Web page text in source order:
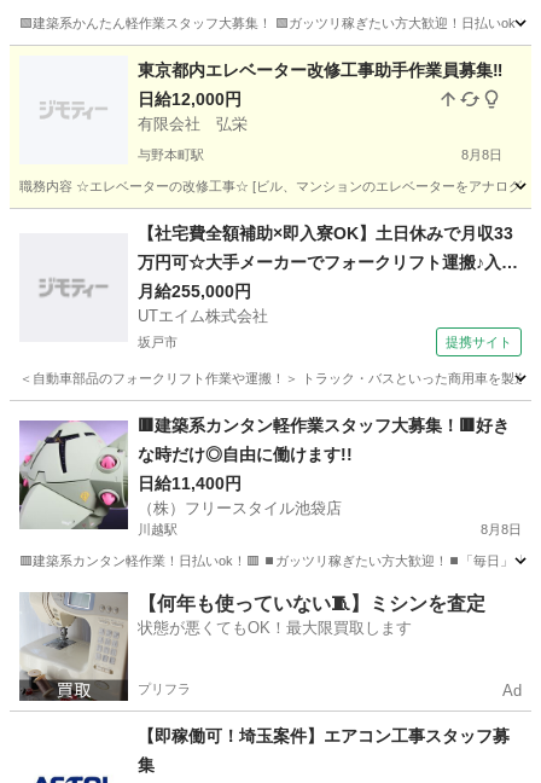
🟩建築系かんたん軽作業スタッフ大募集！ 🟩ガッツリ稼ぎたい方大歓迎！日払いok
さいたま市 さいたま新都心駅 建築 歌手
東京都内エレベーター改修工事助手作業員募集‼️
日給12,000円
有限会社 弘栄
与野本町駅 8月8日
職務内容 ☆エレベーターの改修工事☆ [ビル、マンションのエレベーターをアナログ
さいたま市 与野本町駅 その他 給料
【社宅費全額補助×即入寮OK】土日休みで月収33
万円可☆大手メーカーでフォークリフト運搬♪入社
祝い金や期間満了金あり◎20代～50代の男性活躍
中！＜東京都日野市＞
月給255,000円
UTエイム株式会社
坂戸市 提携サイト
＜自動車部品のフォークリフト作業や運搬！＞ トラック・バスといった商用車を製
大工
🟥建築系カンタン軽作業スタッフ大募集！🟥好き
な時だけ◎自由に働けます!!
日給11,400円
（株）フリースタイル池袋店
川越駅 8月8日
🟥建築系カンタン軽作業！日払いok！🟥 ⏹️ガッツリ稼ぎたい方大歓迎！⏹️「毎日」「
埼玉 川越市 川越駅 建築 カンタン
【何年も使っていない🧵】ミシンを査定
状態が悪くてもOK！最大限買取します
プリフラ Ad
【即稼働可！埼玉案件】エアコン工事スタッフ募
集